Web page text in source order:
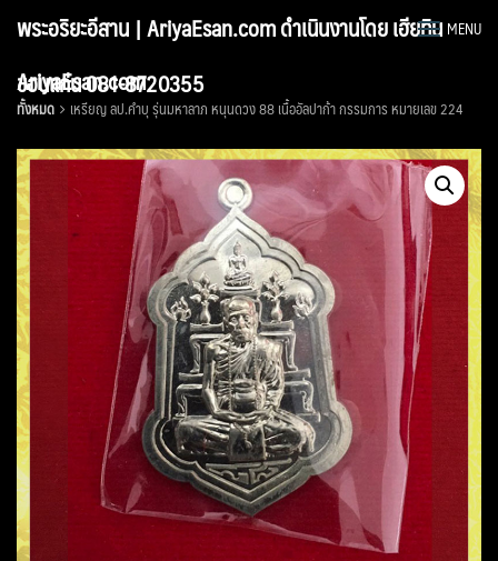
พระอริยะอีสาน | AriyaEsan.com ดำเนินงานโดย เฮียทิน
ขอนแก่น 081-8720355
MENU
AriyaEsan.com
ทั้งหมด เหรียญ ลป.คำบุ รุ่นมหาลาภ หนุนดวง 88 เนื้ออัลปาก้า กรรมการ หมายเลข 224